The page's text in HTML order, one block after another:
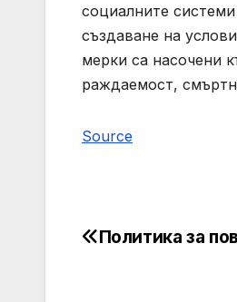
социалните
създаване на
мерки са насочени
раждаемост,
Source
Post
Политика за